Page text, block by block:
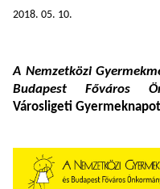
2018. 05. 10.
A Nemzetközi
Budapest Főváros
Városligeti